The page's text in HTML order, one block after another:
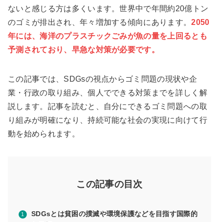
ないと感じる方は多くいます。世界中で年間約20億トン
のゴミが排出され、年々増加する傾向にあります。2050
年には、海洋のプラスチックごみが魚の量を上回るとも
予測されており、早急な対策が必要です。
この記事では、SDGsの視点からゴミ問題の現状や企
業・行政の取り組み、個人でできる対策までを詳しく解
説します。記事を読むと、自分にできるゴミ問題への取
り組みが明確になり、持続可能な社会の実現に向けて行
動を始められます。
この記事の目次
SDGsとは貧困の撲滅や環境保護などを目指す国際的